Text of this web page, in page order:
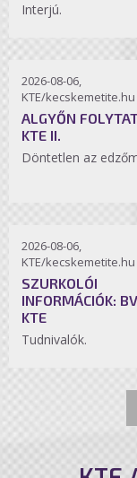
Interjú.
2026-08-06,
KTE/kecskemetite.hu
ALGYŐN
KTE II.
Döntetlen az
2026-08-06,
KTE/kecskemetite.hu
SZURKOLÓI
INFORMÁCIÓK:
KTE
Tudnivalók.